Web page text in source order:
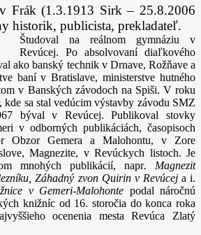
Frák (1.3.1913 Sirk – 25.8.2006
historik, publicista, prekladateľ.
Študoval na reálnom gymnáziu v
Revúcej. Po absolvovaní diaľkového
ako banský technik v Drnave, Rožňave a
baní v Bratislave, ministerstve hutného
v Banských závodoch na Spiši. V roku
kde sa stal vedúcim výstavby závodu SMZ
býval v Revúcej. Publikoval stovky
v odborných publikáciách, časopisoch
Obzor Gemera a Malohontu, v Zore
Magnezite, v Revúckych listoch. Je
mnohých publikácií, napr. Magnezit
Záhadný zvon Quirin v Revúcej a i.
v Gemeri-Malohonte podal náročnú
knižníc od 16. storočia do konca roka
ocenenia mesta Revúca Zlatý